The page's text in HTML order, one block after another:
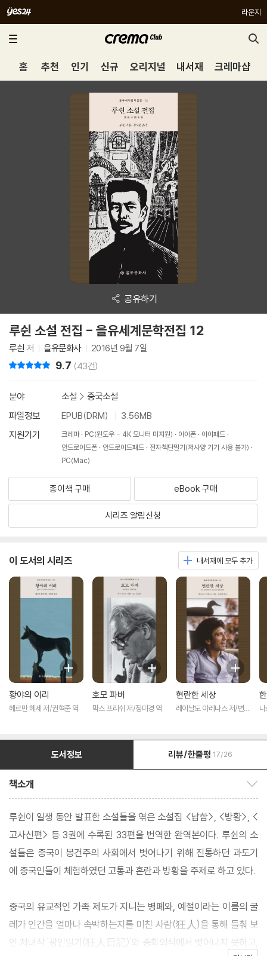
라운지
홈 추천 인기 신규 오리지널 내서재 크레마샵
공유하기
루쉰 소설 전집 - 을유세계문학전집 12
루쉰 저 을유문화사 2016년 9월 7일
9.7 (43건)
분야 소설 > 중국소설
파일정보
EPUB(DRM)
3.56MB
지원기기
크레마 PC(윈도우 - 4K 모니터 미지원) 아이폰
아이패드
안드로이드폰
안드로이드패드
전자책단말기(저사양 기기 사용 불가)
PC(Mac)
종이책 구매 eBook 구매
시리즈 알림신청
이 도서의 시리즈 내서재에 모두 추가
황야의 이리
헤르만 헤세 저/권혁준 역
호모 파버
막스 프리쉬 저/정미경 역
현란한 세상
레이날도 아레나스 저/변선
도서정보 리뷰/한줄평 17/26
책소개
루쉰이 일생 동안 발표한 소설들을 엮은 소설집 <납함>, <방황>, <
고사신편> 등 3권에 수록된 33편을 번역한 완역본이다. 루쉰의 소
설들은 중국이 봉건주의 사회에서 벗어나기 위해 진통하던 과도기
에 중국인들이 체험하였던 고통과 혼란과 방황을 주제로 하고 있다.
중국의 유교적인 가족 제도가 지니는 병폐와, 예절이라는 이름의 굴
레가 인간을 얼마나 속박하는지를 미친 사람(狂人)을 통해 들춰 보
인 처녀작 '광인일기(狂人日記)'와 중화의식에서 벗어나지 못하고,